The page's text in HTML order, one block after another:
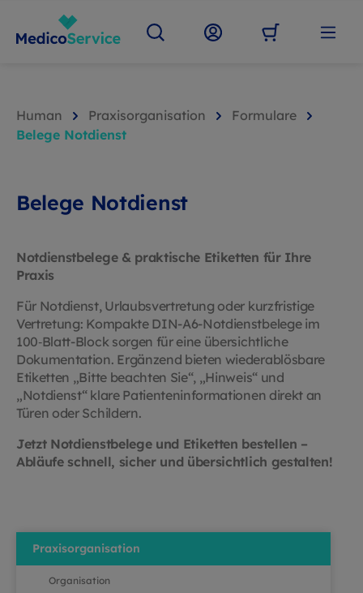
Human Praxisorganisation
Formulare
Belege Notdienst
Belege Notdienst
Notdienstbelege & praktische Etiketten für Ihre
Praxis
Für Notdienst, Urlaubsvertretung oder kurzfristige
Vertretung: Kompakte DIN-A6-Notdienstbelege im
100‑Blatt-Block sorgen für eine übersichtliche
Dokumentation. Ergänzend bieten wiederablösbare
Etiketten „Bitte beachten Sie“, „Hinweis“ und
„Notdienst“ klare Patienteninformationen direkt an
Türen oder Schildern.
Jetzt Notdienstbelege und Etiketten bestellen –
Abläufe schnell, sicher und übersichtlich gestalten!
Praxisorganisation
Organisation